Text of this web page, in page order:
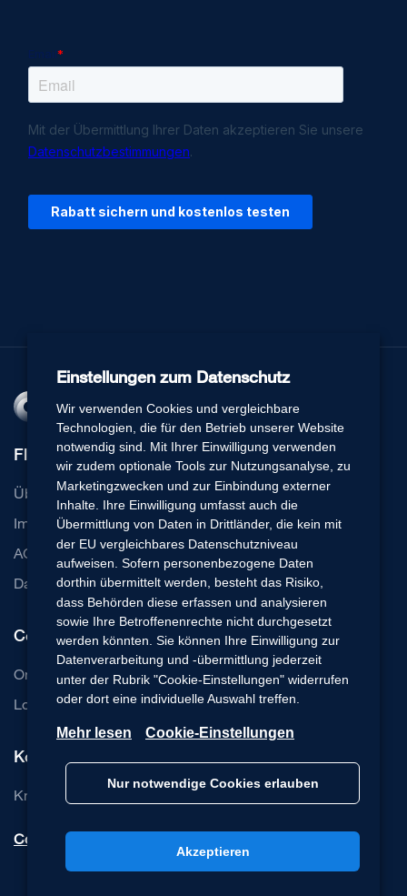
Flexperto
Über uns
Impressum
AGB
Datenschutz
Communication Cloud
Online Beratung Software
Login Basic-Edition
Kontakt
Knowledge Base
Cookie-Einstellungen
Einstellungen zum Datenschutz
Wir verwenden Cookies und vergleichbare
Technologien, die für den Betrieb unserer Website
notwendig sind. Mit Ihrer Einwilligung verwenden
wir zudem optionale Tools zur Nutzungsanalyse, zu
Marketingzwecken und zur Einbindung externer
Inhalte. Ihre Einwilligung umfasst auch die
Übermittlung von Daten in Drittländer, die kein mit
der EU vergleichbares Datenschutzniveau
aufweisen. Sofern personenbezogene Daten
dorthin übermittelt werden, besteht das Risiko,
dass Behörden diese erfassen und analysieren
sowie Ihre Betroffenenrechte nicht durchgesetzt
werden könnten. Sie können Ihre Einwilligung zur
Datenverarbeitung und -übermittlung jederzeit
unter der Rubrik "Cookie-Einstellungen" widerrufen
oder dort eine individuelle Auswahl treffen.
Mehr lesen Cookie-Einstellungen
Nur notwendige Cookies erlauben
Akzeptieren